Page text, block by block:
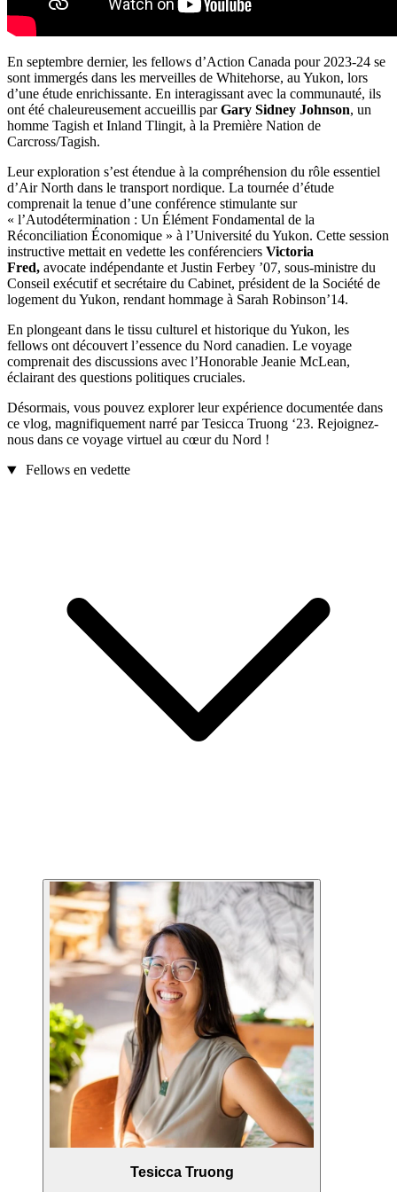
En septembre dernier, les fellows d’Action Canada pour 2023-24 se
sont immergés dans les merveilles de Whitehorse, au Yukon, lors
d’une étude enrichissante. En interagissant avec la communauté, ils
ont été chaleureusement accueillis parGary Sidney Johnson, un
homme Tagish et Inland Tlingit, à la Première Nation de
Carcross/Tagish.
Leur exploration s’est étendue à la compréhension du rôle essentiel
d’Air North dans le transport nordique. La tournée d’étude
comprenait la tenue d’une conférence stimulante sur
« l’Autodétermination : Un Élément Fondamental de la
Réconciliation Économique » à l’Université du Yukon. Cette session
instructive mettait en vedette les conférenciers Victoria
Fred, avocate indépendante et Justin Ferbey ’07, sous-ministre du
Conseil exécutif et secrétaire du Cabinet, président de la Société de
logement du Yukon, rendant hommage à Sarah Robinson’14.
En plongeant dans le tissu culturel et historique du Yukon, les
fellows ont découvert l’essence du Nord canadien. Le voyage
comprenait des discussions avec l’Honorable Jeanie McLean,
éclairant des questions politiques cruciales.
Désormais, vous pouvez explorer leur expérience documentée dans
ce vlog, magnifiquement narré par Tesicca Truong ‘23. Rejoignez-
nous dans ce voyage virtuel au cœur du Nord !
Fellows en vedette
Tesicca Truong